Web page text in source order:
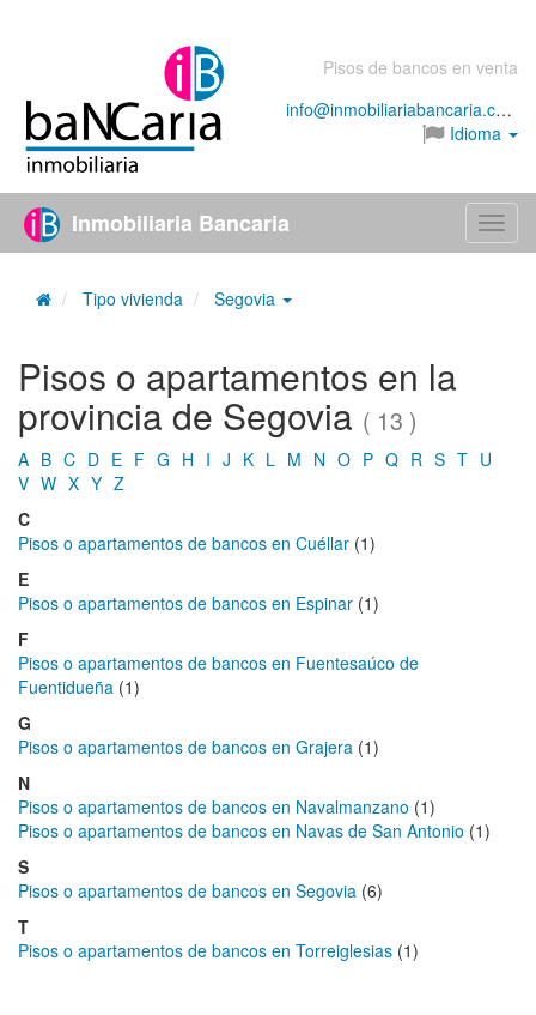
Pisos de bancos en venta
info@inmobiliariabancaria.com
Idioma
Menú
Inmobiliaria Bancaria
Tipo vivienda Segovia
Pisos o apartamentos en la
provincia de Segovia ( 13 )
A B C D E F G H I J K L M N O P Q R S T U
V W X Y Z
C
Pisos o apartamentos de bancos en Cuéllar (1)
E
Pisos o apartamentos de bancos en Espinar (1)
F
Pisos o apartamentos de bancos en Fuentesaúco de
Fuentidueña (1)
G
Pisos o apartamentos de bancos en Grajera (1)
N
Pisos o apartamentos de bancos en Navalmanzano (1)
Pisos o apartamentos de bancos en Navas de San Antonio (1)
S
Pisos o apartamentos de bancos en Segovia (6)
T
Pisos o apartamentos de bancos en Torreiglesias (1)